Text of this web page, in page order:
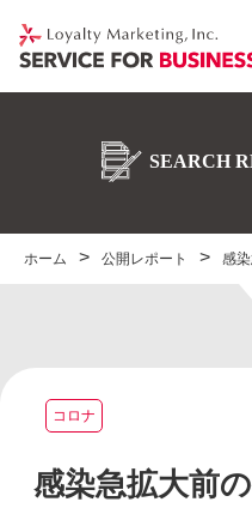
ホーム 公開レポート 感
コロナ
感染急拡大前